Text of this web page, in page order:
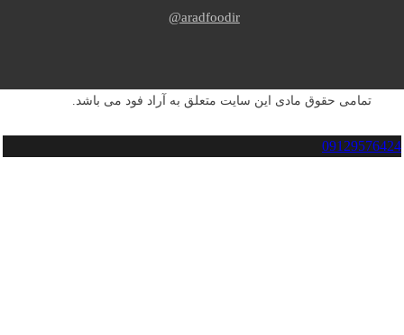
aradfoodir@
تمامی حقوق مادی این سایت متعلق به آراد فود می باشد.
09129576424